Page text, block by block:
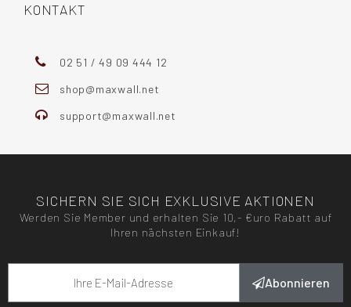
KONTAKT
02 51 / 49 09 444 12
shop@maxwall.net
support@maxwall.net
SICHERN SIE SICH EXKLUSIVE AKTIONEN
Werden Sie Member und erhalten Sie 10,- €uro Rabatt auf
Ihren nächsten Einkauf!
Abonnieren